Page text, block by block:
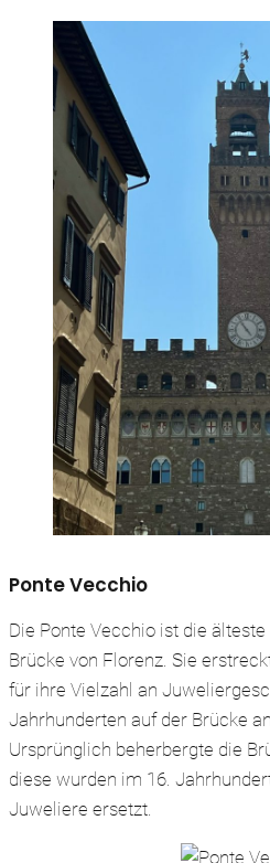
Ponte Vecchio
Die Ponte Vecchio ist die
Brücke von Florenz. Sie
für ihre Vielzahl an
Jahrhunderten auf der Brücke
Ursprünglich beherbergte die
diese wurden im 16.
Juweliere ersetzt.